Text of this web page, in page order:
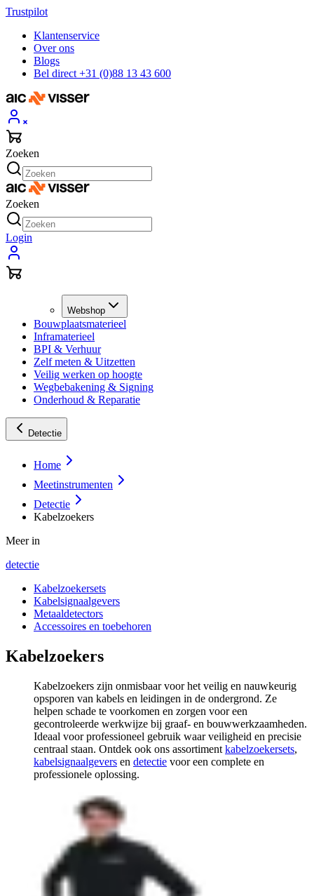
Trustpilot
Klantenservice
Over ons
Blogs
Bel direct +31 (0)88 13 43 600
Zoeken
Zoeken
Login
Webshop
Bouwplaatsmaterieel
Inframaterieel
BPI & Verhuur
Zelf meten & Uitzetten
Veilig werken op hoogte
Wegbebakening & Signing
Onderhoud & Reparatie
Detectie
Home
Meetinstrumenten
Detectie
Kabelzoekers
Meer in
detectie
Kabelzoekersets
Kabelsignaalgevers
Metaaldetectors
Accessoires en toebehoren
Kabelzoekers
Kabelzoekers zijn onmisbaar voor het veilig en nauwkeurig
opsporen van kabels en leidingen in de ondergrond. Ze
helpen schade te voorkomen en zorgen voor een
gecontroleerde werkwijze bij graaf- en bouwwerkzaamheden.
Ideaal voor professioneel gebruik waar veiligheid en precisie
centraal staan. Ontdek ook ons assortiment kabelzoekersets,
kabelsignaalgevers en detectie voor een complete en
professionele oplossing.